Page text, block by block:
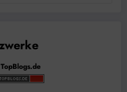
TopBlogs.de